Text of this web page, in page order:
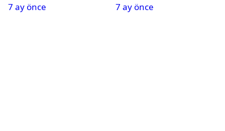
7 ay önce
Tatil
7 ay önce